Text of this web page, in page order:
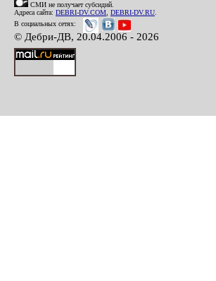
СМИ не получает субсидий.
Адреса сайта: DEBRI-DV.COM DEBRI-DV.RU
В социальных сетях:
© Дебри-ДВ, 20.04.2006 - 2026